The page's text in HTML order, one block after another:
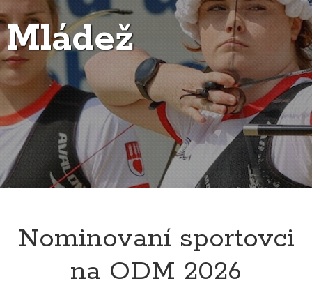
Mládež
Nominovaní sportovci
na ODM 2026